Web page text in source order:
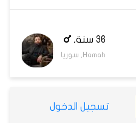
36 سنة,
Hamah, سوريا
تسجيل الدخول